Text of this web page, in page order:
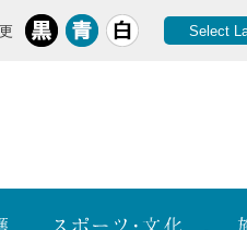
Select